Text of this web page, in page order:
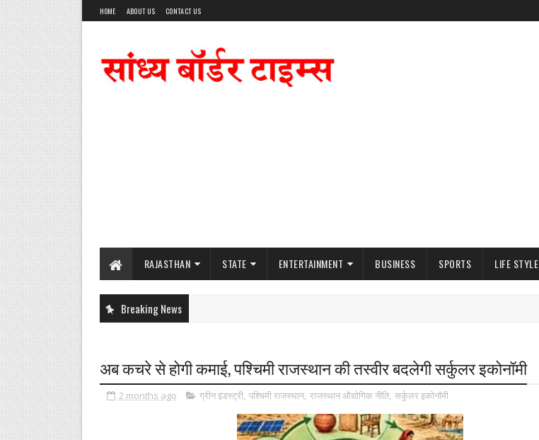
HOME ABOUT US CONTACT US
RAJASTHAN STATE ENTERTAINMENT BUSINESS SPORTS LIFE STYLE
Breaking News
अब कचरे से होगी कमाई, पश्चिमी राजस्थान की तस्वीर बदलेगी सर्कुलर इकोनॉमी
2 months ago ग्रीन इंडस्ट्री, पश्चिमी राजस्थान, राजस्थान औद्योगिक नीति, सर्कुलर इकोनॉमी